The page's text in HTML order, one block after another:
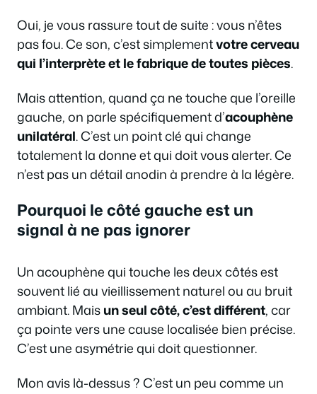
Oui, je vous rassure tout de suite : vous n’êtes
pas fou. Ce son, c’est simplementvotre cerveau
qui l’interprète et le fabrique de toutes pièces.
Mais attention, quand ça ne touche que l’oreille
gauche, on parle spécifiquement d’acouphène
unilatéral. C’est un point clé qui change
totalement la donne et qui doit vous alerter. Ce
n’est pas un détail anodin à prendre à la légère.
Pourquoi le côté gauche est un
signal à ne pas ignorer
Un acouphène qui touche les deux côtés est
souvent lié au vieillissement naturel ou au bruit
ambiant. Maisun seul côté, c’est différent, car
ça pointe vers une cause localisée bien précise.
C’est une asymétrie qui doit questionner.
Mon avis là-dessus ? C’est un peu comme un